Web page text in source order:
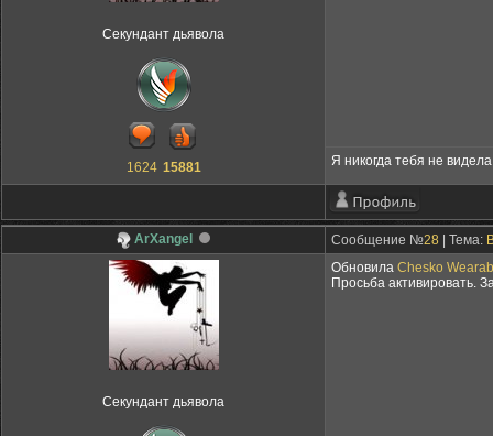
Секундант дьявола
1624 15881 Я никогда тебя не
ArXangel Сообщение №28 | Тема:
Секундант дьявола
Обновила Chesko
Просьба активировать.